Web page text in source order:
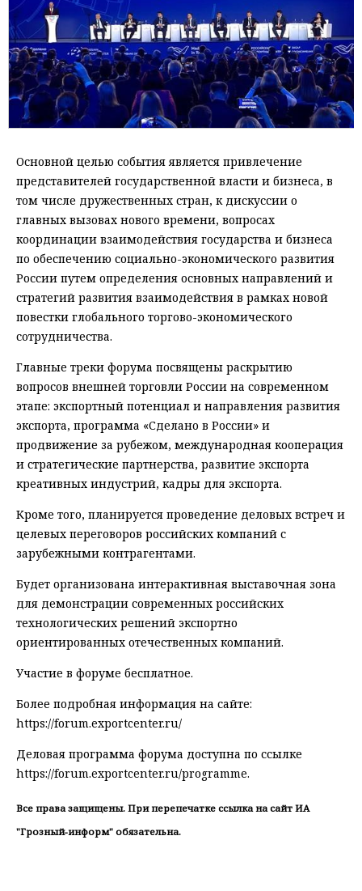
Основной целью события является привлечение
представителей государственной власти и бизнеса, в
том числе дружественных стран, к дискуссии о
главных вызовах нового времени, вопросах
координации взаимодействия государства и бизнеса
по обеспечению социально-экономического развития
России путем определения основных направлений и
стратегий развития взаимодействия в рамках новой
повестки глобального торгово-экономического
сотрудничества.
Главные треки форума посвящены раскрытию
вопросов внешней торговли России на современном
этапе: экспортный потенциал и направления развития
экспорта, программа «Сделано в России» и
продвижение за рубежом, международная кооперация
и стратегические партнерства, развитие экспорта
креативных индустрий, кадры для экспорта.
Кроме того, планируется проведение деловых встреч и
целевых переговоров российских компаний с
зарубежными контрагентами.
Будет организована интерактивная выставочная зона
для демонстрации современных российских
технологических решений экспортно
ориентированных отечественных компаний.
Участие в форуме бесплатное.
Более подробная информация на сайте:
https://forum.exportcenter.ru/
Деловая программа форума доступна по ссылке
https://forum.exportcenter.ru/programme.
Все права защищены. При перепечатке ссылка на сайт ИА
"Грозный-информ" обязательна.